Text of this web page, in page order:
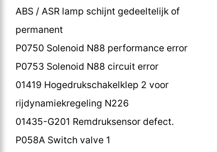
ABS / ASR lamp schijnt gedeeltelijk of
permanent
P0750 Solenoid N88 performance error
P0753 Solenoid N88 circuit error
01419 Hogedrukschakelklep 2 voor
rijdynamiekregeling N226
01435-G201 Remdruksensor defect.
P058A Switch valve 1